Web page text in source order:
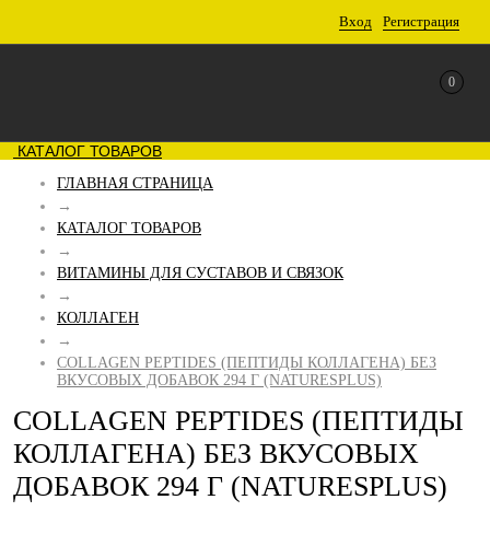
Вход Регистрация
0
КАТАЛОГ ТОВАРОВ
ГЛАВНАЯ СТРАНИЦА
→
КАТАЛОГ ТОВАРОВ
→
ВИТАМИНЫ ДЛЯ СУСТАВОВ И СВЯЗОК
→
КОЛЛАГЕН
→
COLLAGEN PEPTIDES (ПЕПТИДЫ КОЛЛАГЕНА) БЕЗ
ВКУСОВЫХ ДОБАВОК 294 Г (NATURESPLUS)
COLLAGEN PEPTIDES (ПЕПТИДЫ
КОЛЛАГЕНА) БЕЗ ВКУСОВЫХ
ДОБАВОК 294 Г (NATURESPLUS)